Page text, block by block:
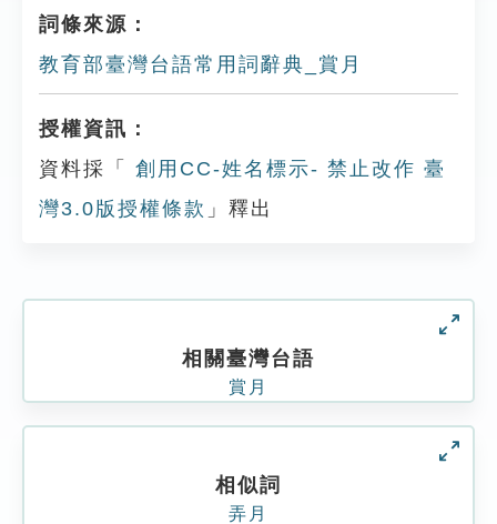
詞條來源：
教育部臺灣台語常用詞辭典_賞月
授權資訊：
資料採「
創用CC-姓名標示- 禁止改作 臺
灣3.0版授權條款 」釋出
相關臺灣台語
賞月
相似詞
弄月